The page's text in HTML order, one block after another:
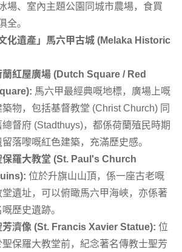
場、室內主題公園同城市農場，食買
全。
文化遺產」馬六甲古城 (Melaka Historic
蘭紅屋廣場 (Dutch Square / Red
馬六甲最經典嘅地標，廣場上嘅
築物，包括基督教堂 (Christ Church) 同
總督府 (Stadthuys)，都係荷蘭殖民時期
留落嚟嘅紅色建築，充滿歷史感。
保羅大教堂 (St. Paul's Church
位於升旗山山頂，係一座古老嘅
堂遺址，可以俯瞰馬六甲海峽，亦係著
嘅歷史遺跡。
芳濟像 (St. Francis Xavier Statue): 位
聖保羅大教堂前，紀念著名傳教士聖芳